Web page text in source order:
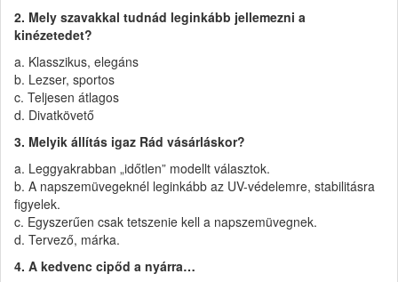
2. Mely szavakkal tudnád leginkább jellemezni a
kinézetedet?
a. Klasszikus, elegáns
b. Lezser, sportos
c. Teljesen átlagos
d. Divatkövető
3. Melyik állítás igaz Rád vásárláskor?
a. Leggyakrabban „időtlen” modellt választok.
b. A napszemüvegeknél leginkább az UV-védelemre, stabilitásra
figyelek.
c. Egyszerűen csak tetszenie kell a napszemüvegnek.
d. Tervező, márka.
4. A kedvenc cipőd a nyárra…